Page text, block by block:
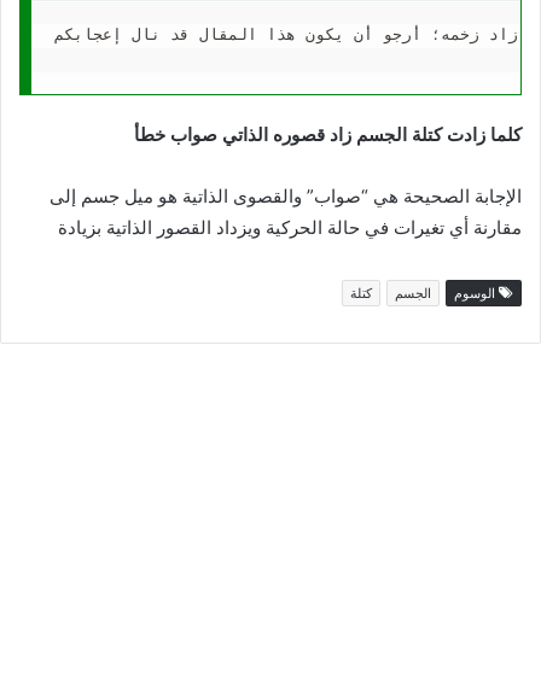
زاد زخمه؛ أرجو أن يكون هذا المقال قد نال إعجابكم.
كلما زادت كتلة الجسم زاد قصوره الذاتي صواب خطأ
الإجابة الصحيحة هي “صواب” والقصوى الذاتية هو ميل جسم إلى
مقارنة أي تغيرات في حالة الحركية ويزداد القصور الذاتية بزيادة
الوسوم الجسم كتلة